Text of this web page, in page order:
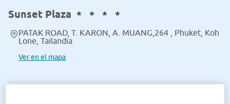
Sunset Plaza
PATAK ROAD, T. KARON, A. MUANG,264 , Phuket, Koh
Lone, Tailandia
Ver en el mapa